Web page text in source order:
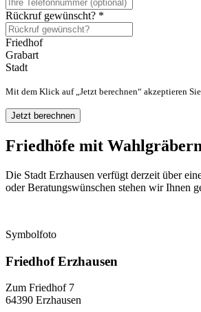
Rückruf gewünscht? *
Friedhof
Grabart
Stadt
Mit dem Klick auf „Jetzt berechnen“ akzeptieren
Friedhöfe mit
Die Stadt Erzhausen verfügt derzeit über
oder Beratungswünschen stehen wir Ihnen
Symbolfoto
Friedhof Erzhausen
Zum Friedhof 7
64390 Erzhausen